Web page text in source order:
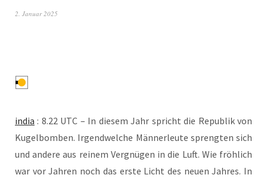
2. Januar 2025
india : 8.22 UTC – In die­sem Jahr spricht die Repu­blik von
Kugel­bom­ben. Irgend­wel­che Män­ner­leu­te spreng­ten sich
und ande­re aus rei­nem Ver­gnü­gen in die Luft. Wie fröh­lich
war vor Jah­ren noch das ers­te Licht des neu­en Jah­res. In